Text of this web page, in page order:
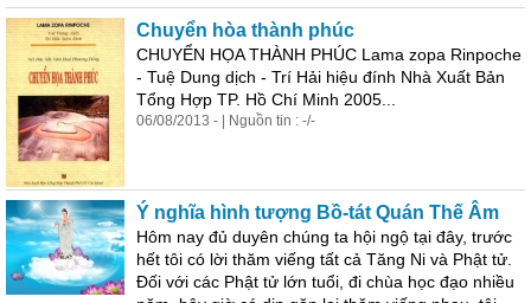
Chuyển hòa thành phúc
CHUYỂN HỌA THÀNH PHÚC Lama zopa Rinpoche
- Tuệ Dung dịch - Trí Hải hiệu đính Nhà Xuất Bản
Tổng Hợp TP. Hồ Chí Minh 2005...
06/08/2013 - | Nguồn tin : -/-
Ý nghĩa hình tượng Bồ-tát Quán Thế Âm
Hôm nay đủ duyên chúng ta hội ngộ tại đây, trước
hết tôi có lời thăm viếng tất cả Tăng Ni và Phật tử.
Đối với các Phật tử lớn tuổi, đi chùa học đạo nhiều